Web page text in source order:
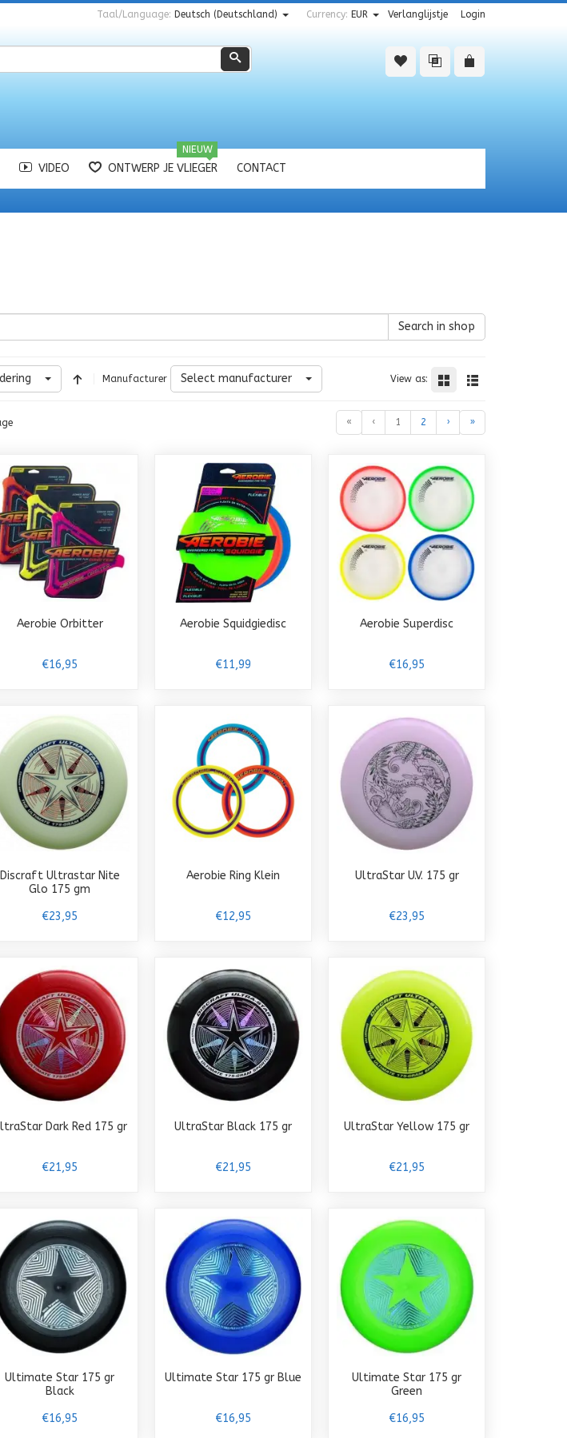
Verlanglijstje Login
Currency: EUR
Taal/Language: Deutsch (Deutschland)
Zoeken
VIDEO ONTWERP JE VLIEGER
NIEUW
CONTACT
Search in shop
Manufacturer Select manufacturer View as:
« ‹ 1 2 › »
Aerobie Orbitter
€16,95
Aerobie Squidgiedisc
€11,99
Aerobie Superdisc
€16,95
Discraft Ultrastar Nite
Glo 175 gm
€23,95
Aerobie Ring Klein
€12,95
UltraStar U.V. 175 gr
€23,95
Dark Red 175 gr
€21,95
UltraStar Black 175 gr
€21,95
UltraStar Yellow 175 gr
€21,95
Ultimate Star 175 gr
Black
€16,95
Ultimate Star 175 gr Blue
€16,95
Ultimate Star 175 gr
Green
€16,95